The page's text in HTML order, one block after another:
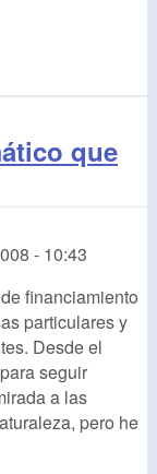
que
- 10:43
financiamiento
particulares y
Desde el
seguir
a las
pero he